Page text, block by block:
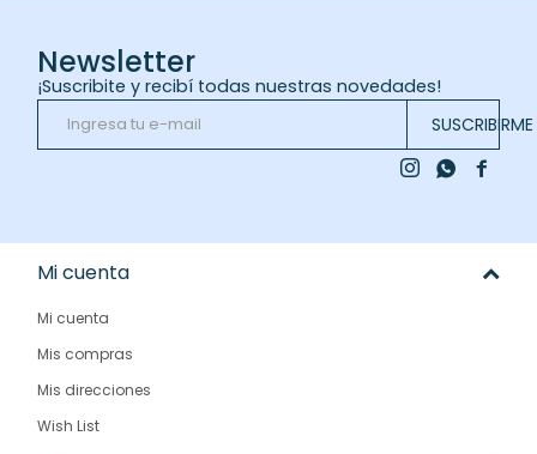
Newsletter
¡Suscribite y recibí todas nuestras novedades!
SUSCRIBIRME

 
Mi cuenta
Mi cuenta
Mis compras
Mis direcciones
Wish List